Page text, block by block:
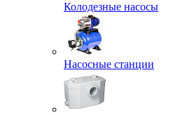
Колодезные насосы
Насосные станции